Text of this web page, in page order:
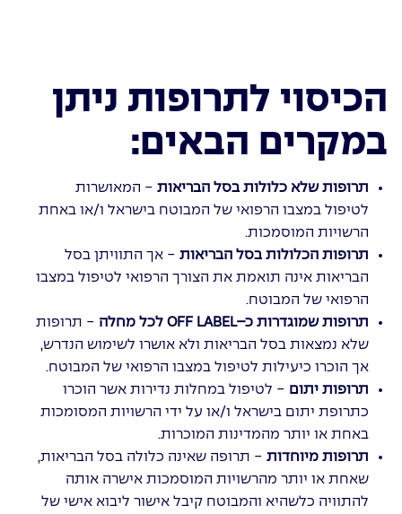
הכיסוי לתרופות ניתן
במקרים הבאים:
תרופות שלא כלולות בסל הבריאות- המאושרות
לטיפול במצבו הרפואי של המבוטח בישראל ו/או באחת
הרשויות המוסמכות.
תרופות הכלולות בסל הבריאות- אך התוויתן בסל
הבריאות אינה תואמת את הצורך הרפואי לטיפול במצבו
הרפואי של המבוטח.
תרופות שמוגדרות כ–OFF LABEL לכל מחלה
- תרופות
שלא נמצאות בסל הבריאות ולא אושרו לשימוש הנדרש,
אך הוכרו כיעילות לטיפול במצבו הרפואי של המבוטח.
תרופות יתום - לטיפול במחלות נדירות אשר הוכרו
כתרופת יתום בישראל ו/או על ידי הרשויות המסומכות
באחת או יותר מהמדינות המוכרות.
תרופות מיוחדות- תרופה שאינה כלולה בסל הבריאות,
שאחת או יותר מהרשויות המוסמכות אישרה אותה
להתוויה כלשהיא והמבוטח קיבל אישור ליבוא אישי של